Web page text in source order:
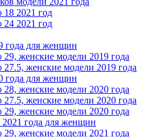
18 2021 год
24 2021 год
года для женщин
29, женские модели 2019 года
27.5, женские модели 2019 года
года для женщин
28, женские модели 2020 года
27.5, женские модели 2020 года
29, женские модели 2020 года
года для женщин
29, женские модели 2021 года